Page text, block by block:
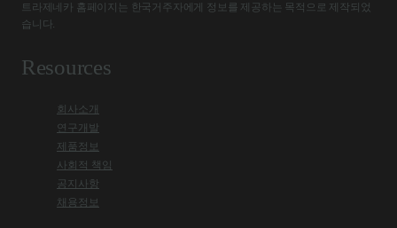
트라제네카 홈페이지는 한국거주자에게 정보를 제공하는 목적으로 제작되었
습니다.
Resources
회사소개
연구개발
제품정보
사회적 책임
공지사항
채용정보